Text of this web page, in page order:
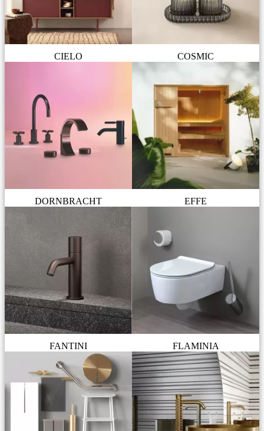
CIELO COSMIC
DORNBRACHT EFFE
FANTINI FLAMINIA